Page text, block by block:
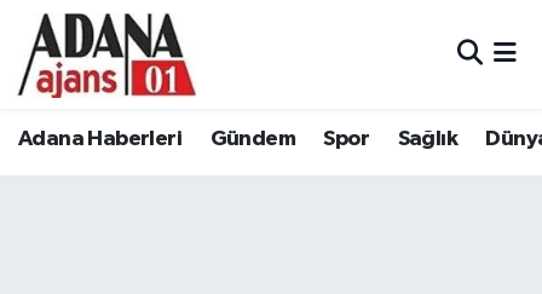
Adana Haberleri Gündem Spor Sağlık
Adana Haberleri
Adana Nöbetçi Eczaneler